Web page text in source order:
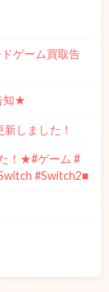
ゲーム買取告
知★
しました！
！★#ゲーム #
#Switch2■